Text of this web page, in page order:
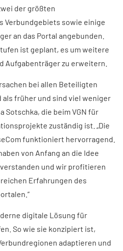
der größten
Verbundgebiets sowie einige
an das Portal angebunden.
ist geplant, es um weitere
Aufgabenträger zu erweitern.
bei allen Beteiligten
früher und sind viel weniger
Sotschka, die beim VGN für
zuständig ist. „Die
funktioniert hervorragend.
von Anfang an die Idee
und wir profitieren
Erfahrungen des
digitale Lösung für
So wie sie konzipiert ist,
adaptieren und